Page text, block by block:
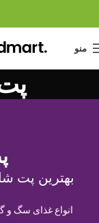
منو
بهترین پت
انواع غذای سگ و